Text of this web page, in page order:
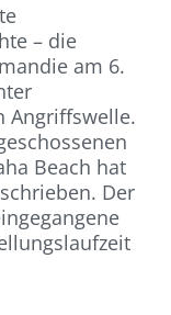
– die
am 6.
Angriffswelle.
Beach hat
Der